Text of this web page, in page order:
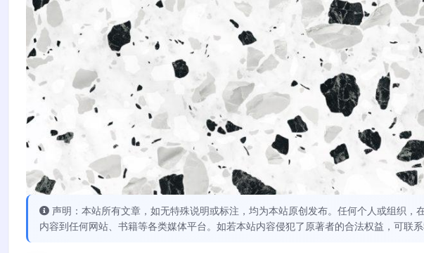
声明：本站所有文章，如无特殊说明或标注，均为本站原创发布。任何个人或组织
内容到任何网站、书籍等各类媒体平台。如若本站内容侵犯了原著者的合法权益，可联系